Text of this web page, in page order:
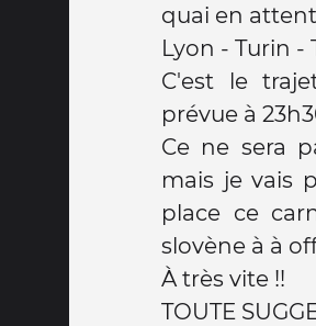
quai en
Lyon - Turin -
C'est le
prévue à
Ce ne sera
mais je vais
place ce
slovène à à
À très vite !!
TOUTE